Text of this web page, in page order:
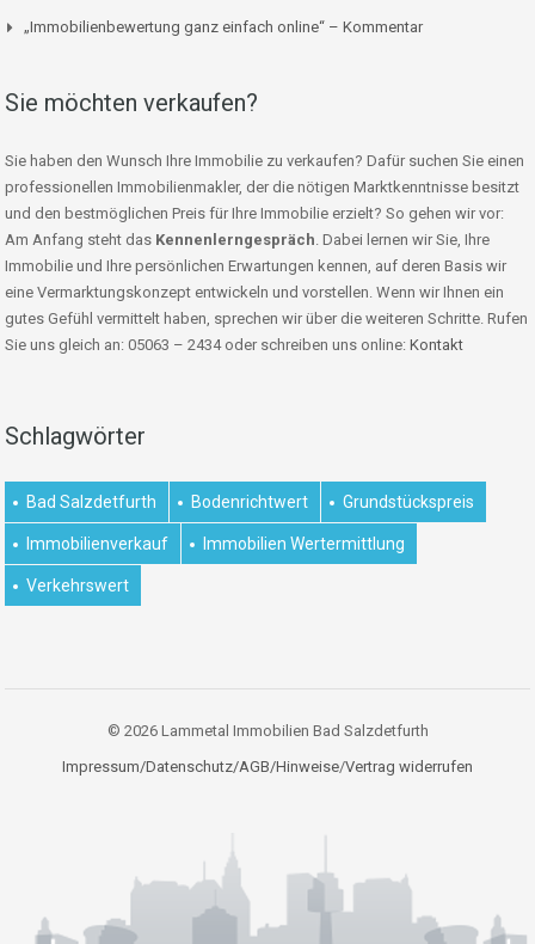
„Immobilienbewertung ganz einfach online“ – Kommentar
Sie möchten verkaufen?
Sie haben den Wunsch Ihre Immobilie zu verkaufen? Dafür suchen Sie einen
professionellen Immobilienmakler, der die nötigen Marktkenntnisse besitzt
und den bestmöglichen Preis für Ihre Immobilie erzielt? So gehen wir vor:
Am Anfang steht das Kennenlerngespräch. Dabei lernen wir Sie, Ihre
Immobilie und Ihre persönlichen Erwartungen kennen, auf deren Basis wir
eine Vermarktungskonzept entwickeln und vorstellen. Wenn wir Ihnen ein
gutes Gefühl vermittelt haben, sprechen wir über die weiteren Schritte. Rufen
Sie uns gleich an: 05063 – 2434 oder schreiben uns online: Kontakt
Schlagwörter
Bad Salzdetfurth Bodenrichtwert Grundstückspreis
Immobilienverkauf Immobilien Wertermittlung
Verkehrswert
© 2026 Lammetal Immobilien Bad Salzdetfurth
Impressum/Datenschutz/AGB/Hinweise/Vertrag widerrufen